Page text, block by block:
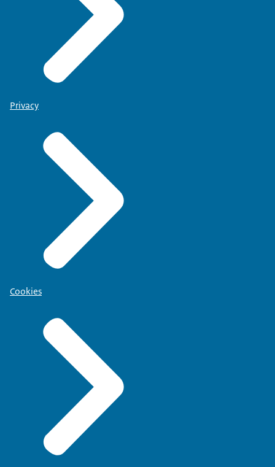
Privacy
Cookies